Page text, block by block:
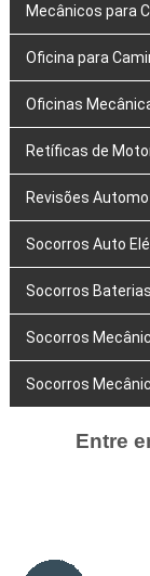
Mecânicos para
Oficina para
Oficinas
Retíficas de
Revisões
Socorros Auto
Socorros
Socorros
Socorros
Entre